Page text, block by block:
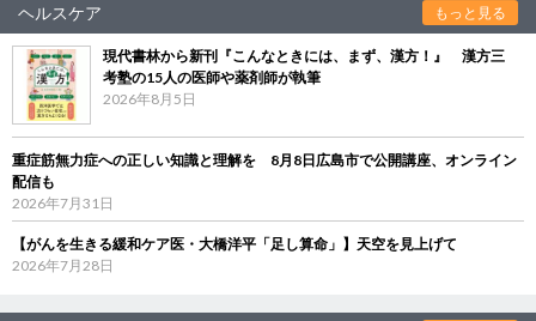
ヘルスケア もっと見る
現代書林から新刊『こんなときには、まず、漢方！』 漢方三
考塾の15人の医師や薬剤師が執筆
2026年8月5日
重症筋無力症への正しい知識と理解を 8月8日広島市で公開講座、オンライン
配信も
2026年7月31日
【がんを生きる緩和ケア医・大橋洋平「足し算命」】天空を見上げて
2026年7月28日